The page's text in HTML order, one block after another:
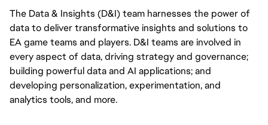
The Data & Insights (D&I) team harnesses the power of
data to deliver transformative insights and solutions to
EA game teams and players. D&I teams are involved in
every aspect of data, driving strategy and governance;
building powerful data and AI applications; and
developing personalization, experimentation, and
analytics tools, and more.